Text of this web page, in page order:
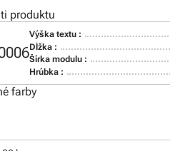
produktu
Výška textu :
Dĺžka :
Šírka modulu :
Hrúbka :
farby